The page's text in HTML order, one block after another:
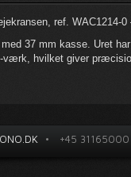
ref. WAC1214-
37 mm kasse. Uret
hvilket giver
• +45 31165000